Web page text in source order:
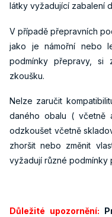
látky vyžadující zabalení
V případě přepravních
jako je námořní nebo
podmínky přepravy, si
zkoušku.
Nelze zaručit
daného obalu ( včetně
odzkoušet včetně
zhoršit nebo změnit
vyžadují různé podmínky
Důležité upozornění: